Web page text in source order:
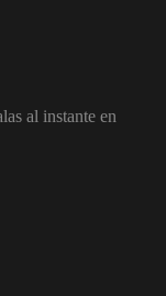
al instante en